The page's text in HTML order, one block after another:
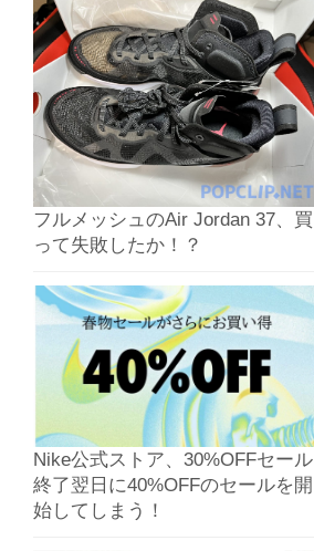
フルメッシュのAir Jordan 37、買
って失敗したか！？
Nike公式ストア、30%OFFセール
終了翌日に40%OFFのセールを開
始してしまう！